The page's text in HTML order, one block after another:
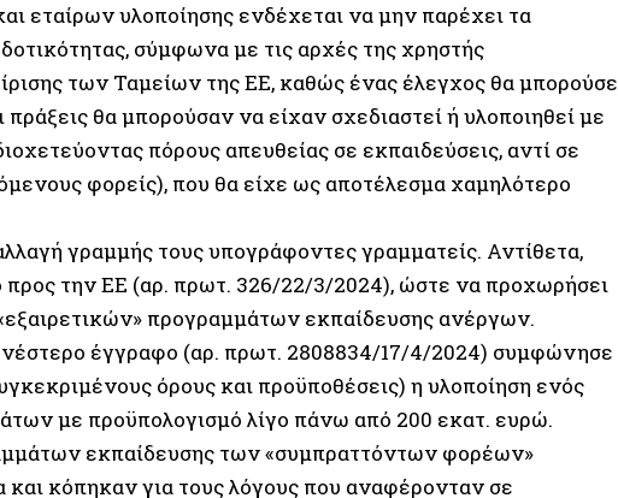
εταίρων υλοποίησης ενδέχεται να μην παρέχει τα
σύμφωνα με τις αρχές της χρηστής
των Ταμείων της ΕΕ, καθώς ένας έλεγχος θα μπορούσε
πράξεις θα μπορούσαν να είχαν σχεδιαστεί ή υλοποιηθεί με
πόρους απευθείας σε εκπαιδεύσεις, αντί σε
φορείς), που θα είχε ως αποτέλεσμα χαμηλότερο
γραμμής τους υπογράφοντες γραμματείς. Αντίθετα,
προς την ΕΕ (αρ. πρωτ. 326/22/3/2024), ώστε να προχωρήσει
προγραμμάτων εκπαίδευσης ανέργων.
έγγραφο (αρ. πρωτ. 2808834/17/4/2024) συμφώνησε
όρους και προϋποθέσεις) η υλοποίηση ενός
με προϋπολογισμό λίγο πάνω από 200 εκατ. ευρώ.
εκπαίδευσης των «συμπραττόντων φορέων»
και κόπηκαν για τους λόγους που αναφέρονταν σε